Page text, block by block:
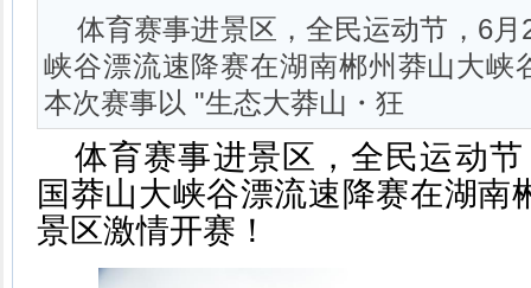
体育赛事进景区，全民运动节，6
峡谷漂流速降赛在湖南郴州莽山大峡
本次赛事以 "生态大莽山・狂
体育赛事进景区，全民运动
国莽山大峡谷漂流速降赛在湖南
景区激情开赛！